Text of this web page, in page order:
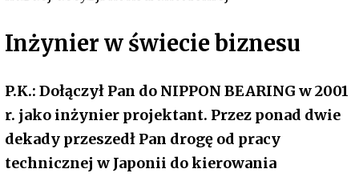
Inżynier w świecie biznesu
P.K.: Dołączył Pan do NIPPON BEARING w 2001
r. jako inżynier projektant. Przez ponad dwie
dekady przeszedł Pan drogę od pracy
technicznej w Japonii do kierowania